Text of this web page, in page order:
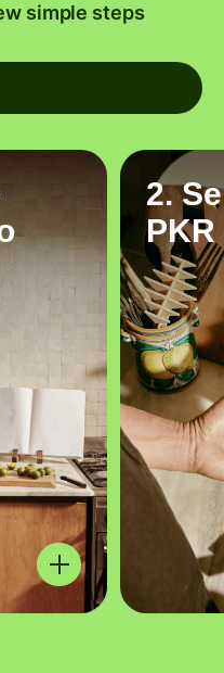
simple steps
2.
PKR